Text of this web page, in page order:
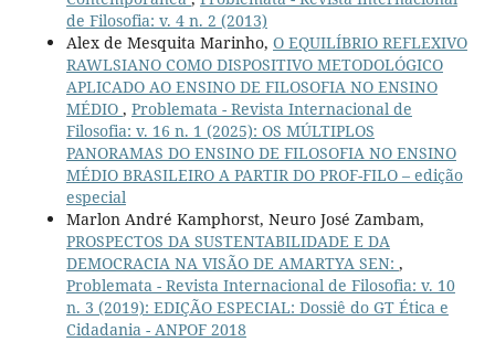
de Filosofia: v. 4 n. 2 (2013)
Alex de Mesquita Marinho, O EQUILÍBRIO REFLEXIVO
RAWLSIANO COMO DISPOSITIVO METODOLÓGICO
APLICADO AO ENSINO DE FILOSOFIA NO ENSINO
MÉDIO , Problemata - Revista Internacional de
Filosofia: v. 16 n. 1 (2025): OS MÚLTIPLOS
PANORAMAS DO ENSINO DE FILOSOFIA NO ENSINO
MÉDIO BRASILEIRO A PARTIR DO PROF-FILO – edição
especial
Marlon André Kamphorst, Neuro José Zambam,
PROSPECTOS DA SUSTENTABILIDADE E DA
DEMOCRACIA NA VISÃO DE AMARTYA SEN: ,
Problemata - Revista Internacional de Filosofia: v. 10
n. 3 (2019): EDIÇÃO ESPECIAL: Dossiê do GT Ética e
Cidadania - ANPOF 2018